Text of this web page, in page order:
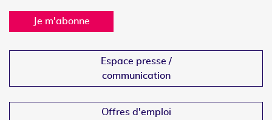
Je m'abonne
Espace presse /
communication
Offres d'emploi